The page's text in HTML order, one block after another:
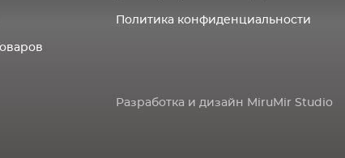
Политика конфиденциальности
Разработка и дизайн MiruMir Studio